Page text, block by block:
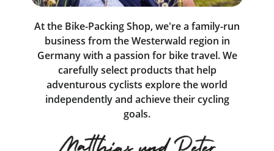
At the Bike-Packing Shop, we're a family-run
business from the Westerwald region in
Germany with a passion for bike travel. We
carefully select products that help
adventurous cyclists explore the world
independently and achieve their cycling
goals.